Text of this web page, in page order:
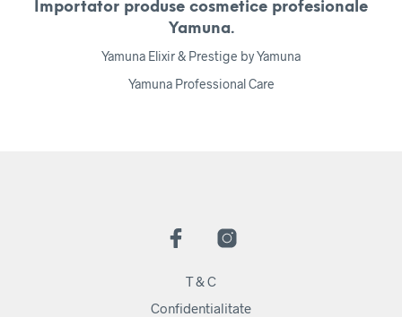
Importator produse cosmetice profesionale
Yamuna.
Yamuna Elixir & Prestige by Yamuna
Yamuna Professional Care
T & C
Confidentialitate